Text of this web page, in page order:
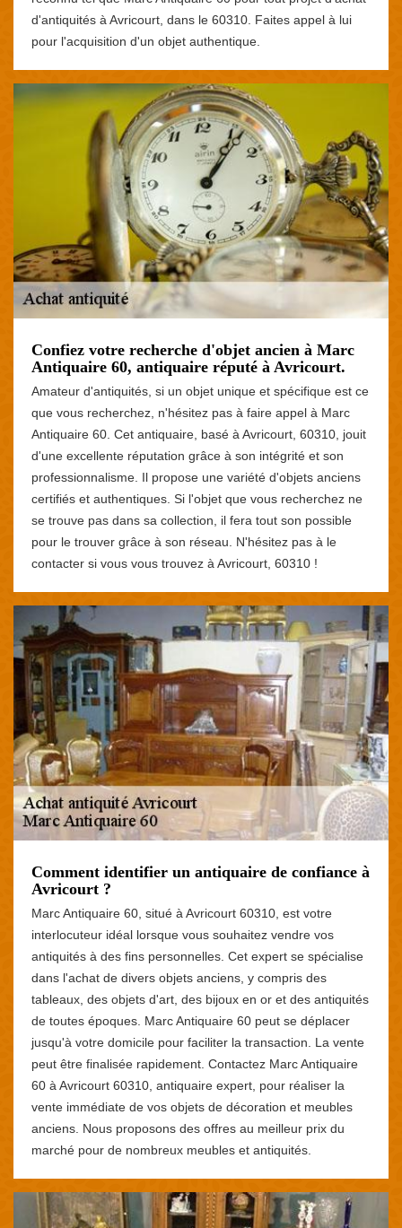
d'antiquités à Avricourt, dans le 60310. Faites appel à lui
pour l'acquisition d'un objet authentique.
Confiez votre recherche d'objet ancien à Marc
Antiquaire 60, antiquaire réputé à Avricourt.
Amateur d'antiquités, si un objet unique et spécifique est ce
que vous recherchez, n'hésitez pas à faire appel à Marc
Antiquaire 60. Cet antiquaire, basé à Avricourt, 60310, jouit
d'une excellente réputation grâce à son intégrité et son
professionnalisme. Il propose une variété d'objets anciens
certifiés et authentiques. Si l'objet que vous recherchez ne
se trouve pas dans sa collection, il fera tout son possible
pour le trouver grâce à son réseau. N'hésitez pas à le
contacter si vous vous trouvez à Avricourt, 60310 !
Comment identifier un antiquaire de confiance à
Avricourt ?
Marc Antiquaire 60, situé à Avricourt 60310, est votre
interlocuteur idéal lorsque vous souhaitez vendre vos
antiquités à des fins personnelles. Cet expert se spécialise
dans l'achat de divers objets anciens, y compris des
tableaux, des objets d'art, des bijoux en or et des antiquités
de toutes époques. Marc Antiquaire 60 peut se déplacer
jusqu'à votre domicile pour faciliter la transaction. La vente
peut être finalisée rapidement. Contactez Marc Antiquaire
60 à Avricourt 60310, antiquaire expert, pour réaliser la
vente immédiate de vos objets de décoration et meubles
anciens. Nous proposons des offres au meilleur prix du
marché pour de nombreux meubles et antiquités.